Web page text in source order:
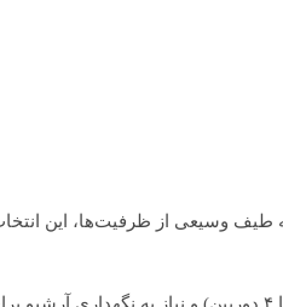
طیف وسیعی از ظرفیت‌ها، این